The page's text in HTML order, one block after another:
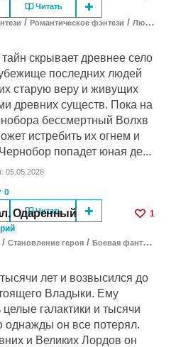
Читать
/ Романтическое фэнтези / Любовное фэнтези
скрывает древнее село
последних людей
старую веру и живущих
древних существ. Пока на
бессмертный Волхв
истребить их огнем и
попадет юная де...
05.05.2026
0
Читать
Одаренный
1
/ Становление героя / Боевая фантастика
лет и возвысился до
Владыки. Ему
целые галактики и тысячи
однажды он все потерял.
и Великих Лордов он